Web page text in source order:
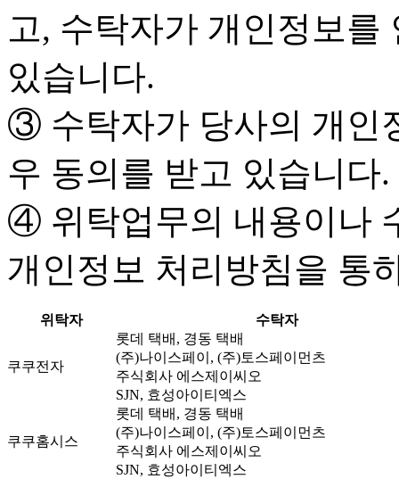
고, 수탁자가 개인정보
있습니다.
③ 수탁자가 당사의 개인
우 동의를 받고 있습니다.
④ 위탁업무의 내용이나
개인정보 처리방침을 통
위탁자 수탁자
쿠쿠전자
롯데 택배, 경동 택배
(주)나이스페이, (주)토스페이먼츠
주식회사 에스제이씨오
SJN, 효성아이티엑스
쿠쿠홈시스
롯데 택배, 경동 택배
(주)나이스페이, (주)토스페이먼츠
주식회사 에스제이씨오
SJN, 효성아이티엑스